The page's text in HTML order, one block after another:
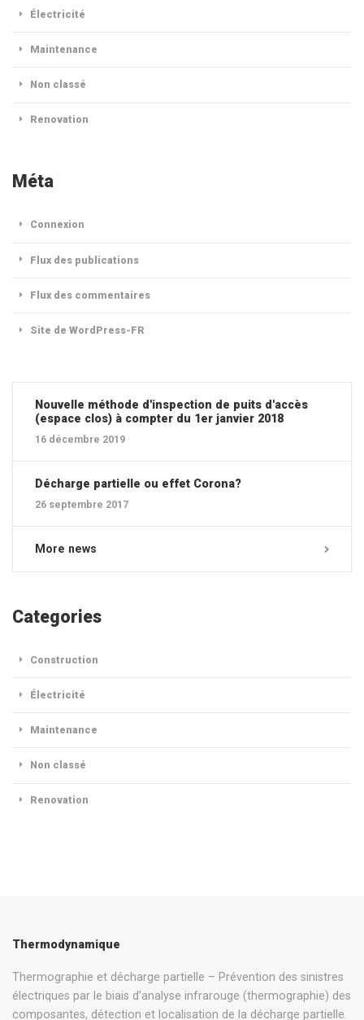
Électricité
Maintenance
Non classé
Renovation
Méta
Connexion
Flux des publications
Flux des commentaires
Site de WordPress-FR
Nouvelle méthode d'inspection de puits d'accès
(espace clos) à compter du 1er janvier 2018
16 décembre 2019
Décharge partielle ou effet Corona?
26 septembre 2017
More news
Categories
Construction
Électricité
Maintenance
Non classé
Renovation
Thermodynamique
Thermographie et décharge partielle – Prévention des sinistres
électriques par le biais d’analyse infrarouge (thermographie) des
composantes, détection et localisation de la décharge partielle.